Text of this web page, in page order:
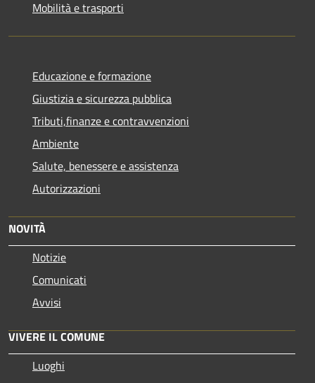
Mobilità e trasporti
Educazione e formazione
Giustizia e sicurezza pubblica
Tributi,finanze e contravvenzioni
Ambiente
Salute, benessere e assistenza
Autorizzazioni
NOVITÀ
Notizie
Comunicati
Avvisi
VIVERE IL COMUNE
Luoghi